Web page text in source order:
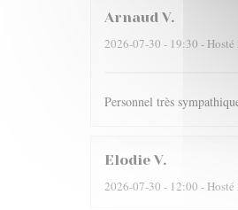
Arnaud V
2026-07-30 - 19:30 - Hosté
Personnel très
Elodie V
2026-07-30 - 12:00 - Hosté